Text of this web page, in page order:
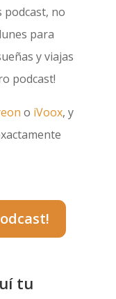
podcast, no
para
y viajas
podcast!
o iVoox, y
tu